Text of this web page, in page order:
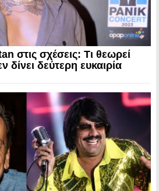
στις σχέσεις: Τι θεωρεί
δίνει δεύτερη ευκαιρία